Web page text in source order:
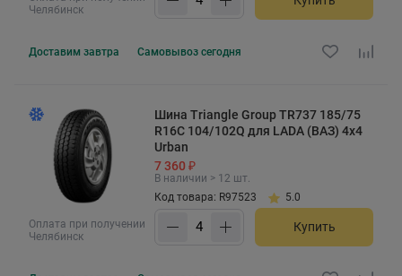
Челябинск
Доставим завтра Самовывоз сегодня
Оплата при получении
Челябинск
Шина Triangle Group TR737 185/75
R16C 104/102Q для LADA (ВАЗ) 4x4
Urban
7 360 ₽
В наличии > 12 шт.
Код товара: R97523
5.0
Купить